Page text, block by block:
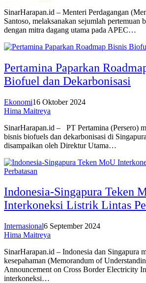
SinarHarapan.id – Menteri Perdagangan
Santoso, melaksanakan sejumlah pertemuan
dengan mitra dagang utama pada APEC…
Pertamina Paparkan
Biofuel dan Dekarbonisasi
Ekonomi16 Oktober 2024
Hima Maitreya
SinarHarapan.id – PT Pertamina (Persero)
bisnis biofuels dan dekarbonisasi di
disampaikan oleh Direktur Utama…
Indonesia-Singapura Teken
Interkoneksi Listrik Lintas
Internasional6 September 2024
Hima Maitreya
SinarHarapan.id – Indonesia dan Singapura
kesepahaman (Memorandum of
Announcement on Cross Border Electricity
interkoneksi…